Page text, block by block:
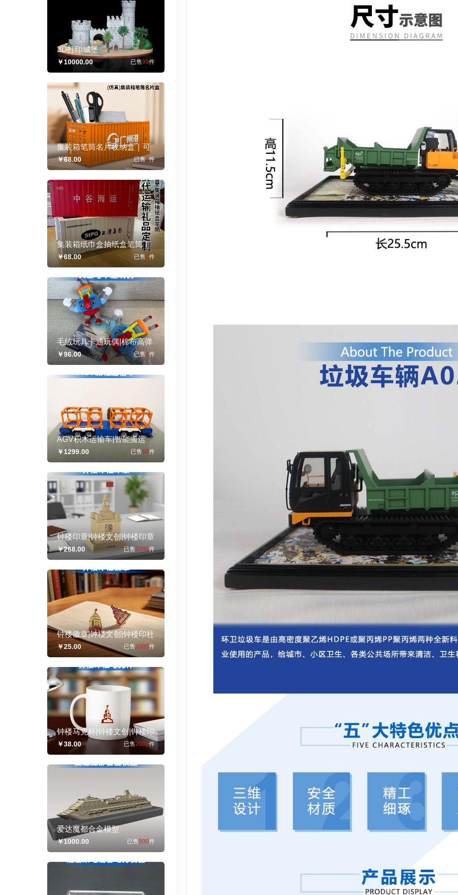
3D打印城堡
￥10000.00 已售99件
集装箱笔筒名片收纳盒｜可
定制涂装收藏摆件礼品
￥68.00 已售1件
集装箱纸巾盒抽纸盒笔筒｜
可定制各类集装箱涂装收藏
摆件礼品
￥68.00 已售1件
毛绒玩具卡通玩偶|棉布高弹
力pp棉|爆款丑萌创意可爱文
创可定制设计
￥96.00 已售1件
AGV积木运输车|智能搬运
车|自动导引车乐高拼装PVC
颗粒|橙蓝运输车模型
￥1299.00 已售50件
钟楼印章|钟楼文创|钟楼印章
礼品定制
￥268.00 已售2000件
钟楼徽章|钟楼文创|钟楼印社
徽章礼品定制
￥25.00 已售2000件
钟楼马克杯|钟楼文创|钟楼印
社马克杯礼品定制
￥38.00 已售2000件
爱达魔都合金模型
￥1000.00 已售500件